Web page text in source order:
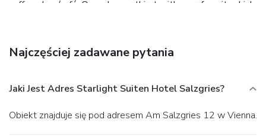
coffee shop/café. Quench your thirst with your favorite drink
include limo/town car service, complimentary newspapers in
the lobby, and dry cleaning/laundry services. A roundtrip
hours), and self parking (subject to charges) is available
onsite.
Najczęściej zadawane pytania
Jaki Jest Adres Starlight Suiten Hotel Salzgries?
Obiekt znajduje się pod adresem Am Salzgries 12 w Vienna.